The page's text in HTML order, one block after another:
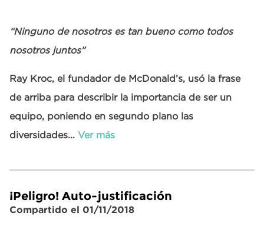
“Ninguno de nosotros es tan bueno como todos
nosotros juntos”
Ray Kroc, el fundador de McDonald’s, usó la frase
de arriba para describir la importancia de ser un
equipo, poniendo en segundo plano las
diversidades... Ver más
¡Peligro! Auto-justificación
Compartido el 01/11/2018